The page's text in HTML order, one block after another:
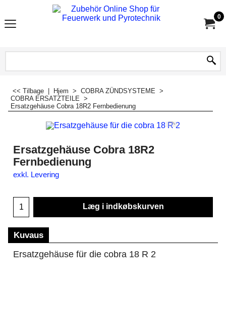
0
<< Tilbage Hjem > COBRA ZÜNDSYSTEME >
COBRA ERSATZTEILE >
Ersatzgehäuse Cobra 18R2 Fernbedienung
Ersatzgehäuse Cobra 18R2
Fernbedienung
exkl. Levering
Læg i indkøbskurven
Kuvaus
Ersatzgehäuse für die cobra 18 R 2